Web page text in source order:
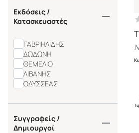
Εκδόσεις /
Κατασκευαστές
ΓΑΒΡΙΗΛΙΔΗΣ
ΔΩΔΩΝΗ
ΘΕΜΕΛΙΟ
ΛΙΒΑΝΗΣ
ΟΔΥΣΣΕΑΣ
Συγγραφείς /
Δημιουργοί